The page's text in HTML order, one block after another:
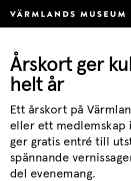
Årskort ger
helt år
Ett årskort på
eller ett medlemskap
ger gratis entré till
spännande
del evenemang.